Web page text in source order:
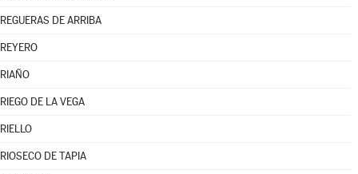
REGUERAS DE ARRIBA
REYERO
RIAÑO
RIEGO DE LA VEGA
RIELLO
RIOSECO DE TAPIA